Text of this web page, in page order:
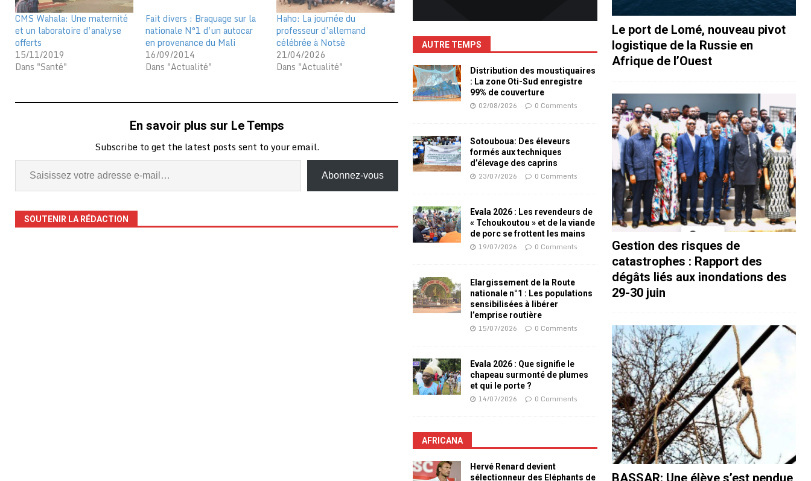
CMS Wahala: Une maternité
et un laboratoire d’analyse
offerts
15/11/2019
Dans "Santé"
Fait divers : Braquage sur la
nationale N°1 d’un autocar
en provenance du Mali
16/09/2014
Dans "Actualité"
Haho: La journée du
professeur d’allemand
célébrée à Notsè
21/04/2026
Dans "Actualité"
En savoir plus sur Le Temps
Subscribe to get the latest posts sent to your email.
Abonnez-vous
SOUTENIR LA RÉDACTION
AUTRE TEMPS
Distribution des moustiquaires
: La zone Oti-Sud enregistre
99% de couverture
02/08/2026 0 Comments
Sotouboua: Des éleveurs
formés aux techniques
d’élevage des caprins
23/07/2026 0 Comments
Evala 2026 : Les revendeurs de
« Tchoukoutou » et de la viande
de porc se frottent les mains
19/07/2026 0 Comments
Elargissement de la Route
nationale n°1 : Les populations
sensibilisées à libérer
l’emprise routière
15/07/2026 0 Comments
Evala 2026 : Que signifie le
chapeau surmonté de plumes
et qui le porte ?
14/07/2026 0 Comments
AFRICANA
Hervé Renard devient
sélectionneur des Eléphants de
Le port de Lomé, nouveau pivot
logistique de la Russie en
Afrique de l’Ouest
Gestion des risques de
catastrophes : Rapport des
dégâts liés aux inondations des
29-30 juin
BASSAR: Une élève s’est pendue